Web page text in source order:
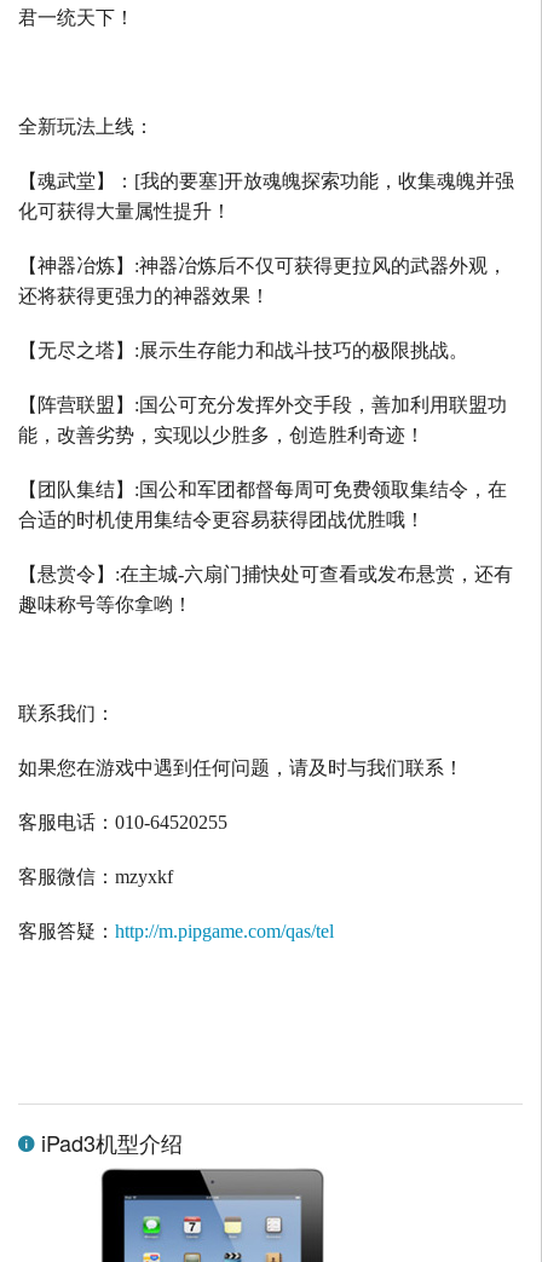
君一统天下！
全新玩法上线：
【魂武堂】： [我的要塞]开放魂魄探索功能，收集魂魄并强
化可获得大量属性提升！
【神器冶炼】 :神器冶炼后不仅可获得更拉风的武器外观，
还将获得更强力的神器效果！
【无尽之塔】 :展示生存能力和战斗技巧的极限挑战。
【阵营联盟】 :国公可充分发挥外交手段，善加利用联盟功
能，改善劣势，实现以少胜多，创造胜利奇迹！
【团队集结】 :国公和军团都督每周可免费领取集结令，在
合适的时机使用集结令更容易获得团战优胜哦！
【悬赏令】 :在主城-六扇门捕快处可查看或发布悬赏，还有
趣味称号等你拿哟！
联系我们：
如果您在游戏中遇到任何问题，请及时与我们联系！
客服电话： 010-64520255
客服微信： mzyxkf
客服答疑： http://m.pipgame.com/qas/tel
iPad3机型介绍